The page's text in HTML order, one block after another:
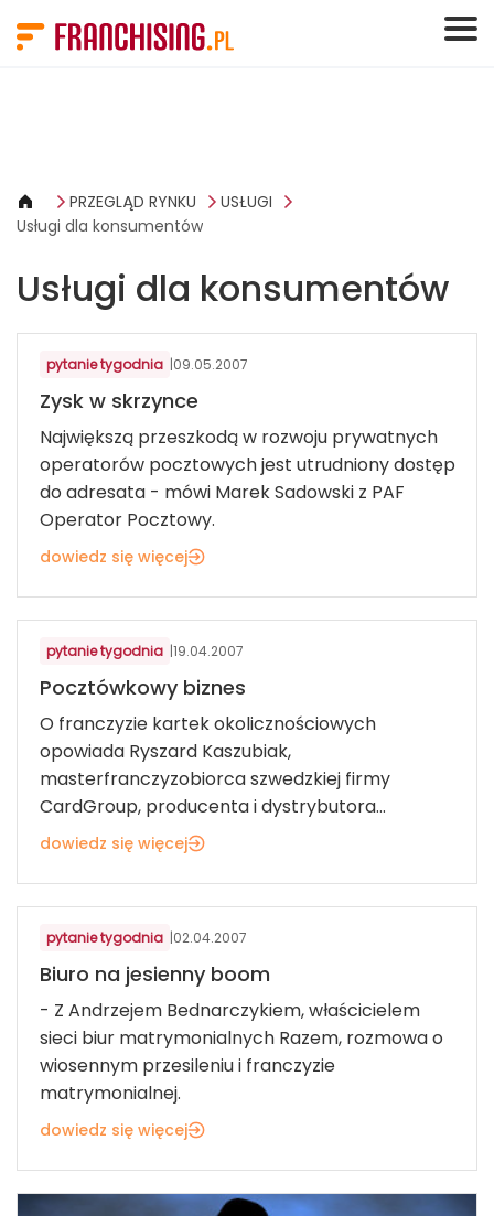
PRZEGLĄD RYNKU
USŁUGI
Usługi dla konsumentów
Usługi dla konsumentów
USŁUGI DLA KONSUMENTÓW
pytanie tygodnia |09.05.2007
Zysk w skrzynce
Największą przeszkodą w rozwoju prywatnych
operatorów pocztowych jest utrudniony dostęp
do adresata - mówi Marek Sadowski z PAF
Operator Pocztowy.
dowiedz się więcej
USŁUGI DLA KONSUMENTÓW
pytanie tygodnia |19.04.2007
Pocztówkowy biznes
O franczyzie kartek okolicznościowych
opowiada Ryszard Kaszubiak,
masterfranczyzobiorca szwedzkiej firmy
CardGroup, producenta i dystrybutora...
dowiedz się więcej
USŁUGI DLA KONSUMENTÓW
pytanie tygodnia |02.04.2007
Biuro na jesienny boom
- Z Andrzejem Bednarczykiem, właścicielem
sieci biur matrymonialnych Razem, rozmowa o
wiosennym przesileniu i franczyzie
matrymonialnej.
dowiedz się więcej